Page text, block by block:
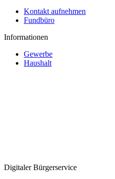
Kontakt aufnehmen
Fundbüro
Informationen
Gewerbe
Haushalt
Digitaler Bürgerservice